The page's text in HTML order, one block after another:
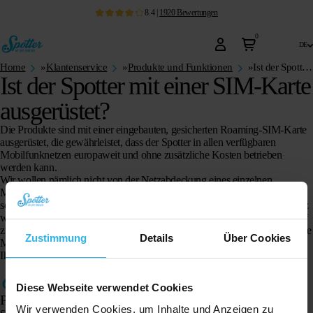
Zustimmung Details Über Cookies
Diese Webseite verwendet Cookies
Wir verwenden Cookies, um Inhalte und Anzeigen zu
8.4| 1920 Bewertungen
0
de
Home »Klantenservice »Produkte und Funktionen » Ist der Spotter mit einer SIM-Karte ausgerüstet?
Ist der Spotter mit einer SIM-Karte
ausgerüstet?
Die Produkte sind mit einer eingebauten, gesicherten Roaming-SIM-Karte
ausgerüstet, die gewährleistet, dass der Spotter in allen verfügbaren
Mobilfunknetzen europaweit und ohne zusätzliche Kosten betrieben
werden kann.
Wir wollen nämlich nicht von der Netzabdeckung eines einzelnen
Mobilfunkanbieters in einem Land (oder einer Region) abhängig sein,
sondern dass die Produkte immer das am besten verfügbare Mobilfunknetz
wählen, unabhängig vom Mobilfunkanbieter. Das bedeutet, dass ein Anruf
zur Spotter GPS Watch oder zum Spotter GPS-Tracker an eine europäische
Mobilfunknummer erfolgt und Ihnen die regulären Gesprächsgebühren
Ihres Telefonanbieters berechnet werden.
Produkte